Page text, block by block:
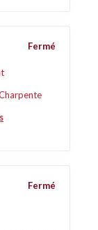
Fermé
Fermé